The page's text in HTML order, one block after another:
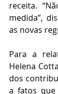
receita.
medida”,
as novas
Para a
Helena
dos
a fatos que